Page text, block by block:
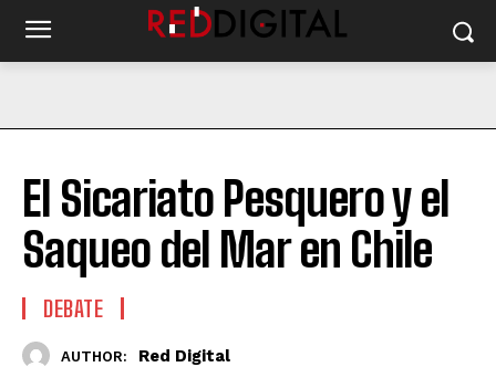
El Sicariato Pesquero y el
Saqueo del Mar en Chile
DEBATE
AUTHOR: Red Digital